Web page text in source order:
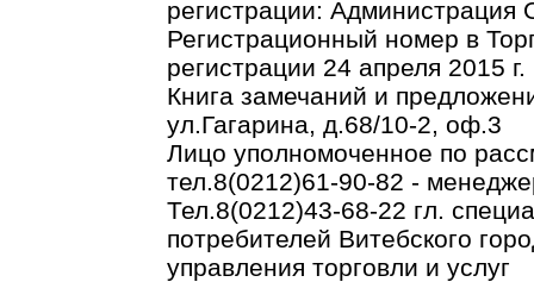
регистрации: Администрация
Регистрационный номер в
регистрации 24 апреля 2015 г.
Книга замечаний и
ул.Гагарина, д.68/10-2, оф.3
Лицо уполномоченное по
тел.8(0212)61-90-82 -
Тел.8(0212)43-68-22 гл.
потребителей Витебского
управления торговли и услуг